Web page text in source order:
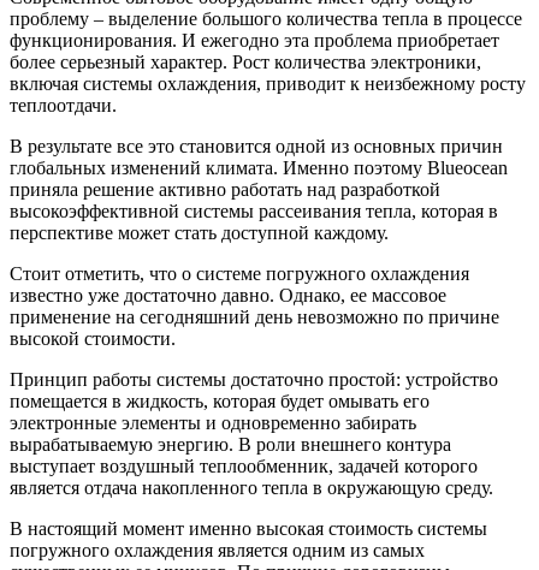
проблему – выделение большого количества тепла в процессе
функционирования. И ежегодно эта проблема приобретает
более серьезный характер. Рост количества электроники,
включая системы охлаждения, приводит к неизбежному росту
теплоотдачи.
В результате все это становится одной из основных причин
глобальных изменений климата. Именно поэтому Blueocean
приняла решение активно работать над разработкой
высокоэффективной системы рассеивания тепла, которая в
перспективе может стать доступной каждому.
Стоит отметить, что о системе погружного охлаждения
известно уже достаточно давно. Однако, ее массовое
применение на сегодняшний день невозможно по причине
высокой стоимости.
Принцип работы системы достаточно простой: устройство
помещается в жидкость, которая будет омывать его
электронные элементы и одновременно забирать
вырабатываемую энергию. В роли внешнего контура
выступает воздушный теплообменник, задачей которого
является отдача накопленного тепла в окружающую среду.
В настоящий момент именно высокая стоимость системы
погружного охлаждения является одним из самых